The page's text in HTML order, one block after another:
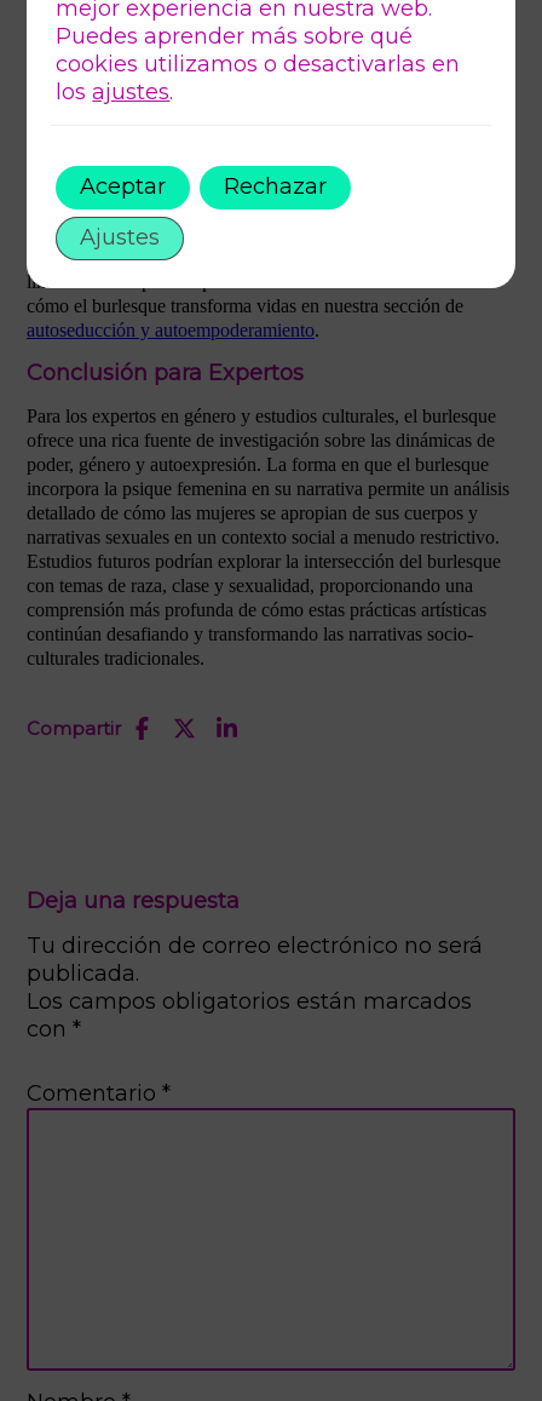
El burlesque es mucho más que una forma de entretenimiento;
es un vehículo de autoaceptación y empoderamiento femenino.
La autoaceptación y el empoderamiento obtenidos del burlesque
tienen el potencial de transformar vidas. Fomenta la confianza y
la celebración del cuerpo, inspirando a otras mujeres a cultivar
una relación positiva con ellas mismas y a desafiar las
limitaciones impuestas por la sociedad. Descubre más sobre
cómo el burlesque transforma vidas en nuestra sección de
autoseducción y autoempoderamiento.
Conclusión para Expertos
Para los expertos en género y estudios culturales, el burlesque
ofrece una rica fuente de investigación sobre las dinámicas de
poder, género y autoexpresión. La forma en que el burlesque
incorpora la psique femenina en su narrativa permite un análisis
detallado de cómo las mujeres se apropian de sus cuerpos y
narrativas sexuales en un contexto social a menudo restrictivo.
Estudios futuros podrían explorar la intersección del burlesque
con temas de raza, clase y sexualidad, proporcionando una
comprensión más profunda de cómo estas prácticas artísticas
continúan desafiando y transformando las narrativas socio-
culturales tradicionales.
Compartir
Deja una respuesta
Tu dirección de correo electrónico no será
publicada.
Los campos obligatorios están marcados
con *
Comentario *
mejor experiencia en nuestra web.
Puedes aprender más sobre qué
cookies utilizamos o desactivarlas en
losajustes.
Aceptar
Rechazar
Ajustes